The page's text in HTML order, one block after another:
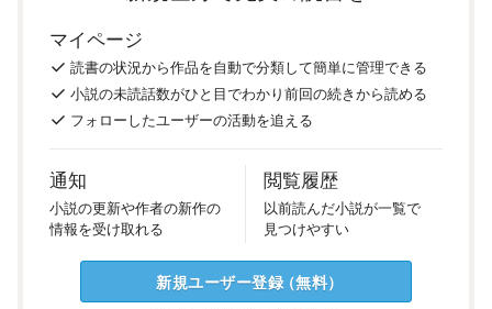
マイページ
読書の状況から作品を自動で分類して簡単に管理できる
小説の未読話数がひと目でわかり前回の続きから読める
フォローしたユーザーの活動を追える
通知
小説の更新や作者の新作の
情報を受け取れる
閲覧履歴
以前読んだ小説が一覧で
見つけやすい
新規ユーザー登録（無料）